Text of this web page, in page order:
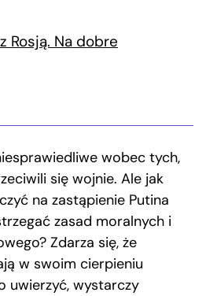
Rosją. Na dobre
wobec tych,
się wojnie. Ale jak
na zastąpienie Putina
zasad moralnych i
Zdarza się, że
w swoim cierpieniu
uwierzyć, wystarczy